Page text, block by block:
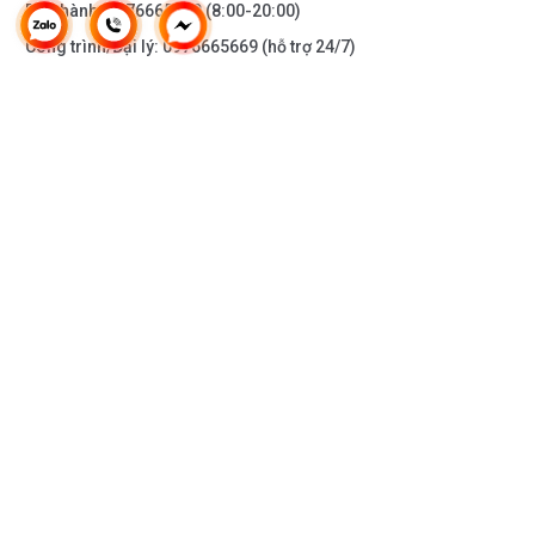
Bảo hành:0976665669(8:00-20:00)
Công trình/Đại lý:0976665669 (hỗ trợ 24/7)